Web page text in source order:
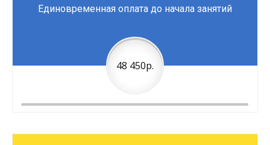
Единовременная оплата до начала занятий
48 450р.